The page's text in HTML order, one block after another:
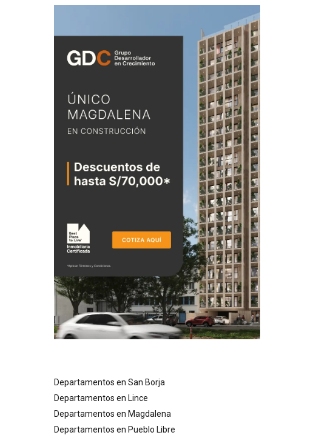
Departamentos en San Borja
Departamentos en Lince
Departamentos en Magdalena
Departamentos en Pueblo Libre